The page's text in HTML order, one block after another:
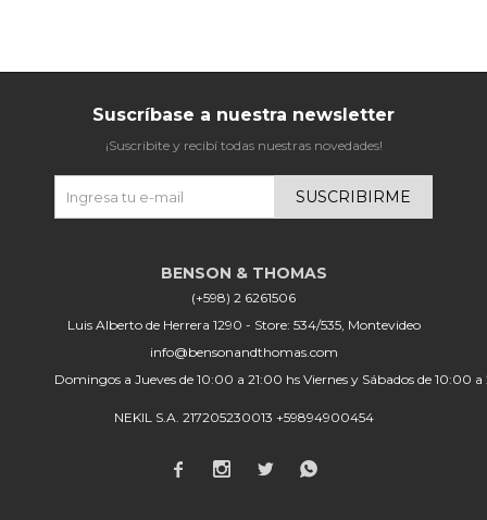
(+598) 2 6261506
Luis Alberto de Herrera 1290 - Store: 534/535, Montevideo
info@bensonandthomas.com
Domingos a Jueves de 10:00 a 21:00 hs Viernes y Sábados de 10:00
NEKIL S.A. 217205230013 +59894900454
   
Suscríbase a nuestra newsletter
¡Suscribite y recibí todas nuestras novedades!
SUSCRIBIRME